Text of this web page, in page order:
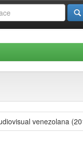
venezolana